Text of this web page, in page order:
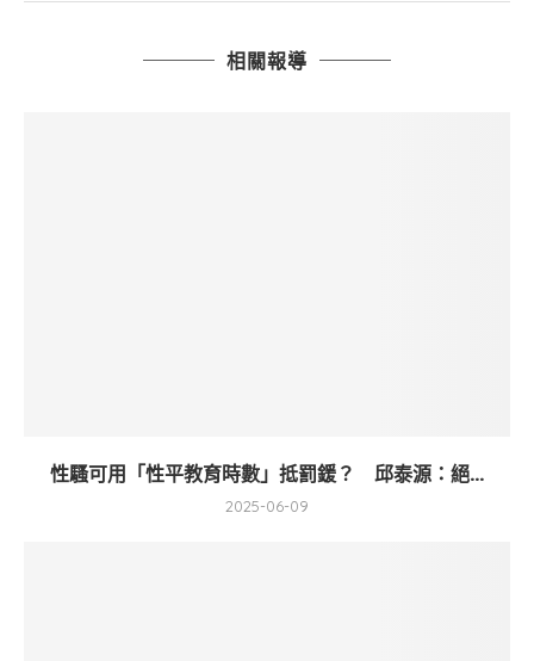
相關報導
性騷可用「性平教育時數」抵罰鍰？ 邱泰源：絕...
2025-06-09